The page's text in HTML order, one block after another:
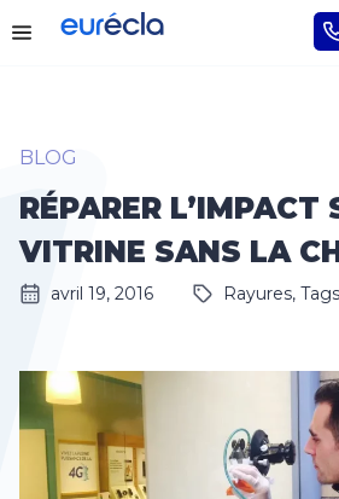
BLOG
RÉPARER L’IMPACT
VITRINE SANS LA
avril 19, 2016 Rayures,